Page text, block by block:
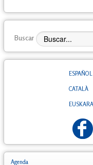
Buscar
ESPAÑOL
CATALÀ
Agenda